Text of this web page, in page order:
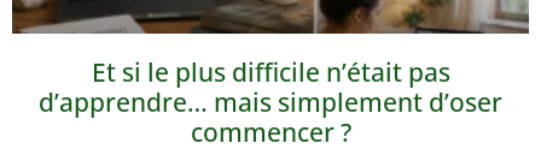
Et si le plus difficile n’était pas
d’apprendre… mais simplement d’oser
commencer ?